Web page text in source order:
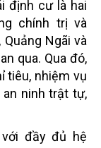
định cư là hai
chính trị và
Ngãi và
qua. Qua đó,
tiêu, nhiệm vụ
ninh trật tự,
đầy đủ hệ